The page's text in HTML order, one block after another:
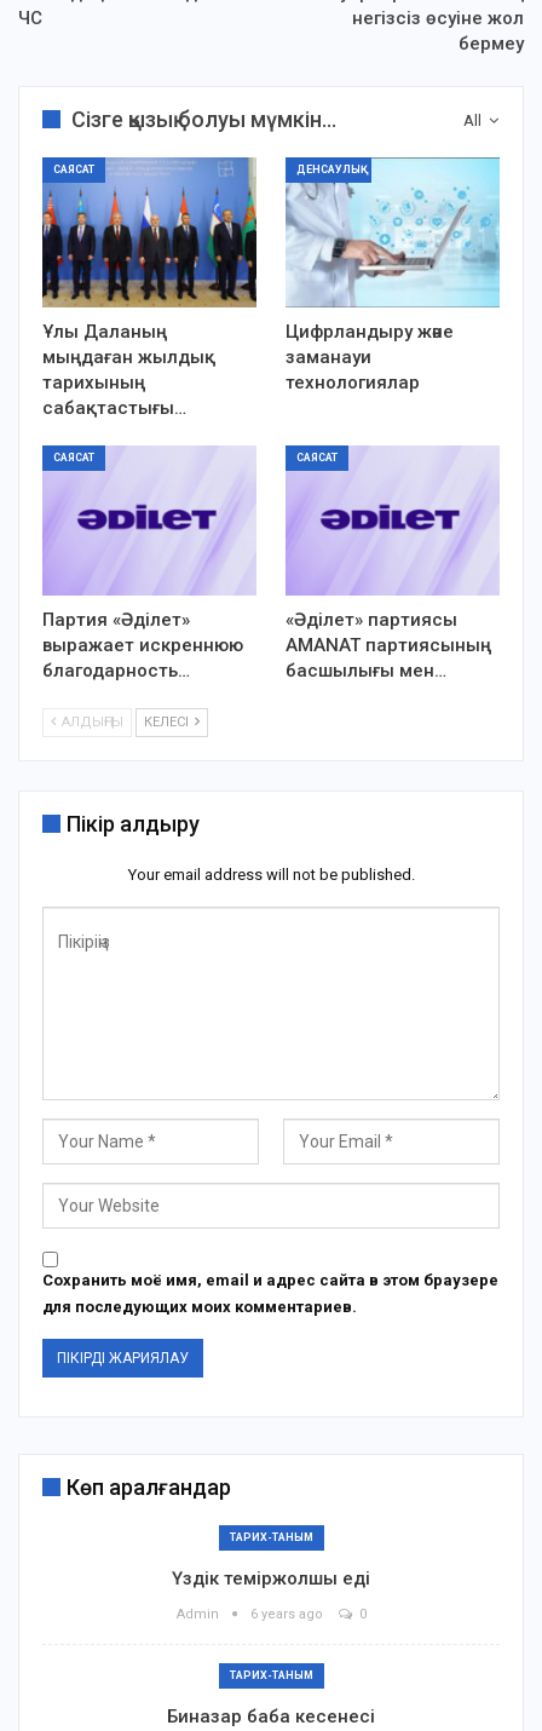
ЧС
негізсіз өсуіне жол
бермеу
All
Сізге қызық болуы мүмкін...
САЯСАТ
Ұлы Даланың
мыңдаған жылдық
тарихының
сабақтастығы…
ДЕНСАУЛЫҚ
Цифрландыру және
заманауи
технологиялар
САЯСАТ
Партия «Әділет»
выражает искреннюю
благодарность…
САЯСАТ
«Әділет» партиясы
AMANAT партиясының
басшылығы мен…
АЛДЫҢҒЫ КЕЛЕСІ
Пікір қалдыру
Your email address will not be published.
Сохранить моё имя, email и адрес сайта в этом браузере
для последующих моих комментариев.
Көп қаралғандар
ТАРИХ-ТАНЫМ
Үздік теміржолшы еді
Admin 6 years ago 0
ТАРИХ-ТАНЫМ
Биназар баба кесенесі